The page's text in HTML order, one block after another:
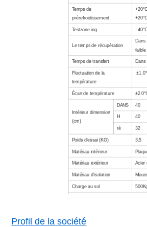
Temps de
prérefroidissement
Testzone ing -
Le temps de récupération
Dans
faible
Temps de transfert Dans
Fluctuation de la
température
Écart de température
Intérieur dimension
(cm)
DANS 40
H 40
ré 32
Poids d'essai (KG) 3.5
Matériau intérieur
Matériau extérieur Acier
Matériau d'isolation
Charge au sol
Profil de la société